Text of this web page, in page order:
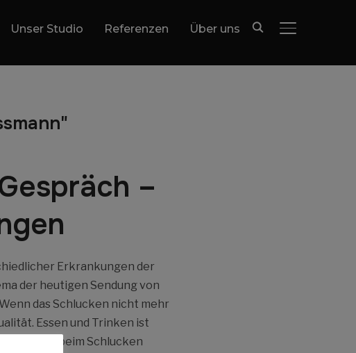
Unser Studio Referenzen Über uns
–
Erkrankungen der
der heutigen Sendung von
das Schlucken nicht mehr
Essen und Trinken ist
beim Schlucken